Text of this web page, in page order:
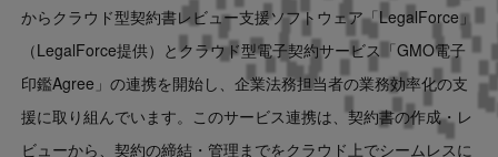
からクラウド型契約書レビュー支援ソフトウェア「LegalForce」
（LegalForce提供）とクラウド型電子契約サービス「GMO電子
印鑑Agree」の連携を開始し、企業法務担当者の業務効率化の支
援に取り組んでいます。このサービス連携は、契約書の作成・レ
ビューから、契約の締結・管理までをクラウド上でシームレスに